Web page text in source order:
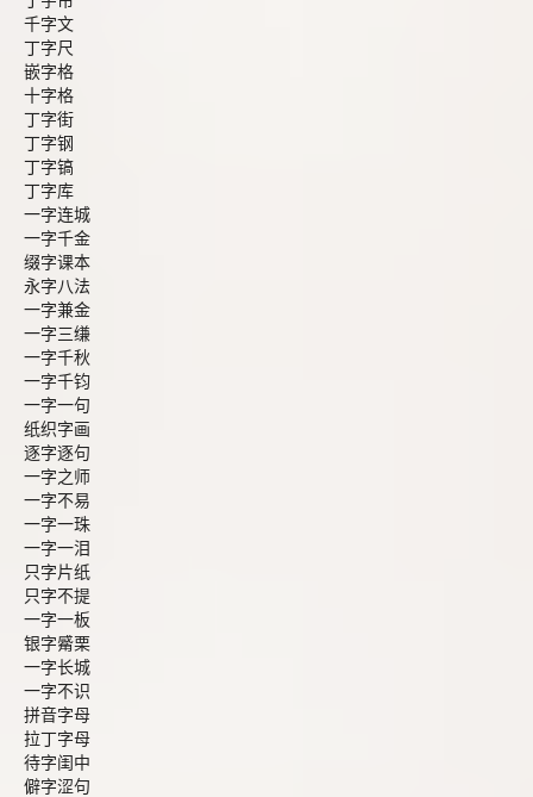
千字文
丁字尺
嵌字格
十字格
丁字街
丁字钢
丁字镐
丁字库
一字连城
一字千金
缀字课本
永字八法
一字兼金
一字三缣
一字千秋
一字千钧
一字一句
纸织字画
逐字逐句
一字之师
一字不易
一字一珠
一字一泪
只字片纸
只字不提
一字一板
银字觱栗
一字长城
一字不识
拼音字母
拉丁字母
待字闺中
僻字涩句